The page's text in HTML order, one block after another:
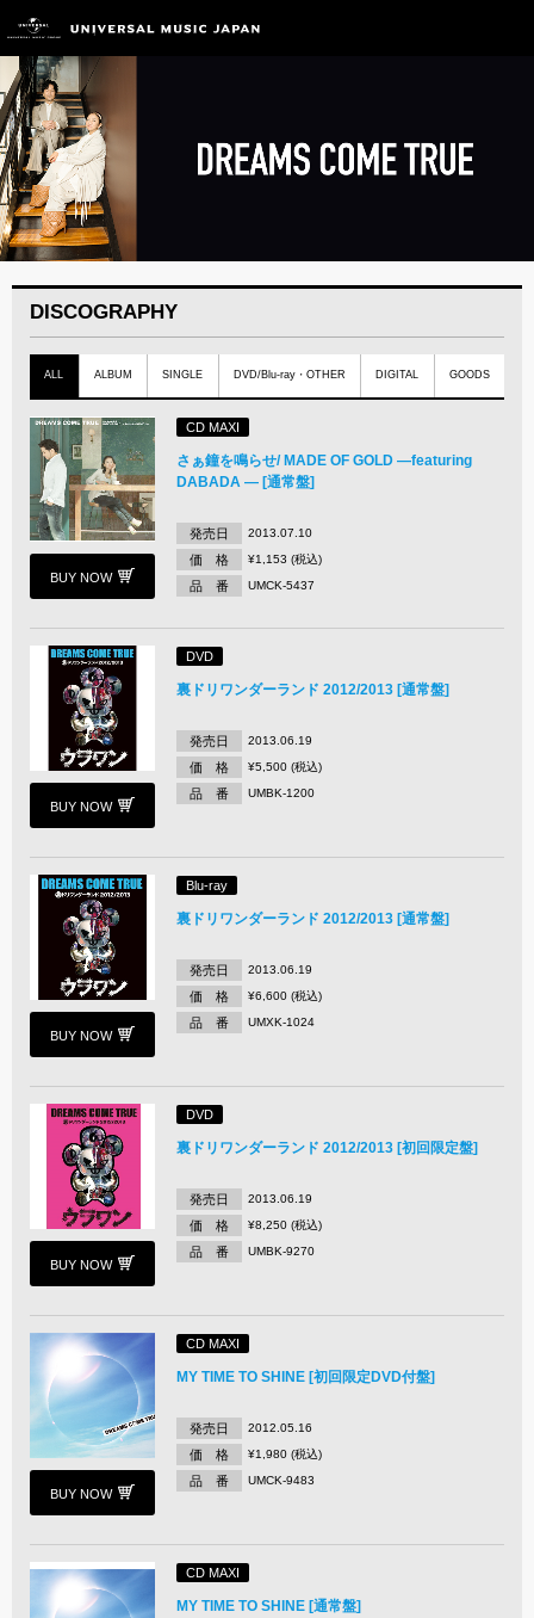
DISCOGRAPHY
ALL ALBUM SINGLE DVD/Blu-ray・OTHER DIGITAL GOODS
BUY NOW
CD MAXI
さぁ鐘を鳴らせ/ MADE OF GOLD ―featuring
DABADA ― [通常盤]
発売日 2013.07.10
価 格 ¥1,153 (税込)
品 番 UMCK-5437
BUY NOW
DVD
裏ドリワンダーランド 2012/2013 [通常盤]
発売日 2013.06.19
価 格 ¥5,500 (税込)
品 番 UMBK-1200
BUY NOW
Blu-ray
裏ドリワンダーランド 2012/2013 [通常盤]
発売日 2013.06.19
価 格 ¥6,600 (税込)
品 番 UMXK-1024
BUY NOW
DVD
裏ドリワンダーランド 2012/2013 [初回限定盤]
発売日 2013.06.19
価 格 ¥8,250 (税込)
品 番 UMBK-9270
BUY NOW
CD MAXI
MY TIME TO SHINE [初回限定DVD付盤]
発売日 2012.05.16
価 格 ¥1,980 (税込)
品 番 UMCK-9483
CD MAXI
MY TIME TO SHINE [通常盤]